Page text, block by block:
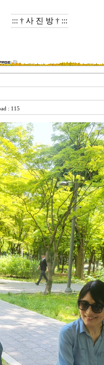
::: † 사 진 방 † :::
: 115